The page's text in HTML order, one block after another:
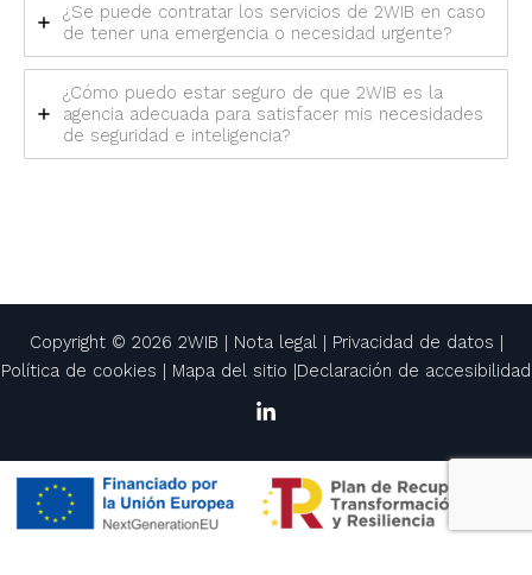
¿Se puede contratar los servicios de 2WIB en caso
de tener una emergencia o necesidad urgente?
¿Cómo puedo estar seguro de que 2WIB es la
agencia adecuada para satisfacer mis necesidades
de seguridad e inteligencia?
Copyright © 2026 2WIB | Nota legal| Privacidad de datos |
Política de cookies | Mapa del sitio |Declaración de accesibilidad